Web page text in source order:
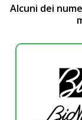
Alcuni dei